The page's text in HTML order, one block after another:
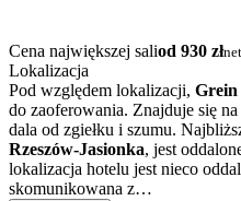
Cena największej saliod 930 zł
Lokalizacja
Pod względem lokalizacji, Grein
do zaoferowania. Znajduje się
dala od zgiełku i szumu.
Rzeszów-Jasionka, jest
lokalizacja hotelu jest nieco
skomunikowana z…